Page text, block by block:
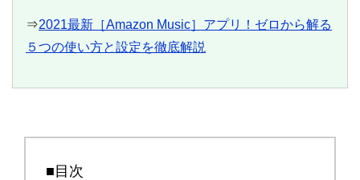
⇒2021最新［Amazon Music］アプリ！ゼロから解る
５つの使い方と設定を徹底解説
■目次